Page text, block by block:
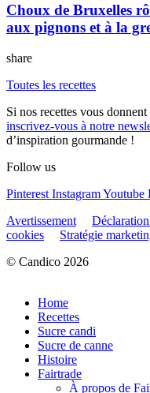
Choux de Bruxelles
aux pignons et à la
share
Toutes les recettes
Si nos recettes vous
inscrivez-vous à notre
d’inspiration gourmande !
Follow us
Pinterest InstagramYoutube
Avertissement
cookies
Stratégie
© Candico 2026
Home
Recettes
Sucre candi
Sucre de canne
Histoire
Fairtrade
À propos de